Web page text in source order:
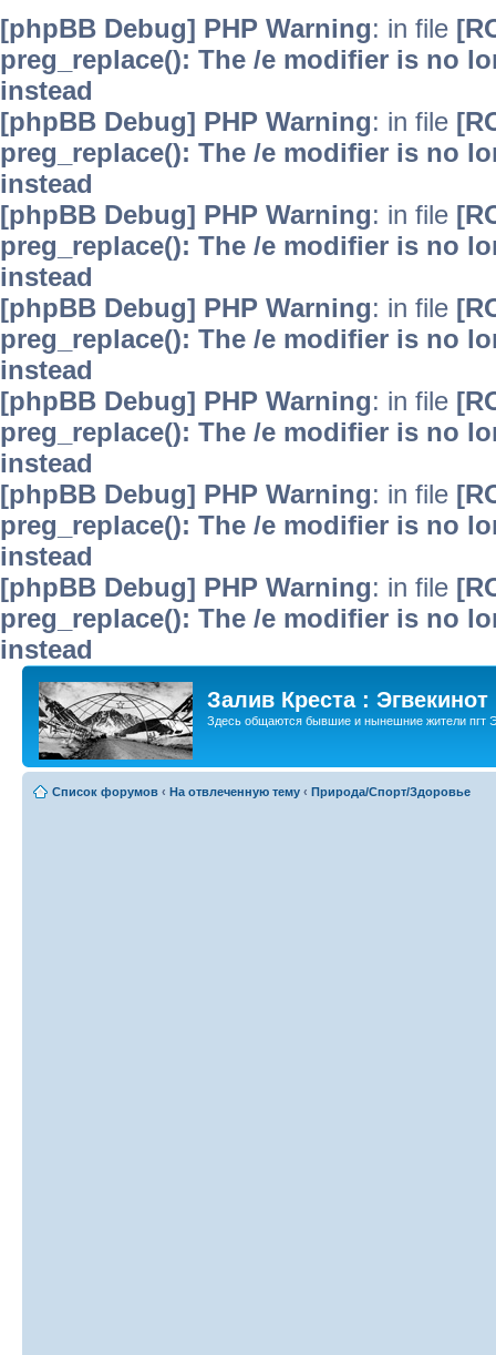
[phpBB Debug] PHP Warning: in file
preg_replace(): The /e modifier is no
instead
[phpBB Debug] PHP Warning: in file
preg_replace(): The /e modifier is no
instead
[phpBB Debug] PHP Warning: in file
preg_replace(): The /e modifier is no
instead
[phpBB Debug] PHP Warning: in file
preg_replace(): The /e modifier is no
instead
[phpBB Debug] PHP Warning: in file
preg_replace(): The /e modifier is no
instead
[phpBB Debug] PHP Warning: in file
preg_replace(): The /e modifier is no
instead
[phpBB Debug] PHP Warning: in file
preg_replace(): The /e modifier is no
instead
Залив Креста : Эгвекинот
Здесь общаются бывшие и нынешние жители пгт
Список форумов ‹ На отвлеченную тему ‹ Природа/Спорт/Здоровье